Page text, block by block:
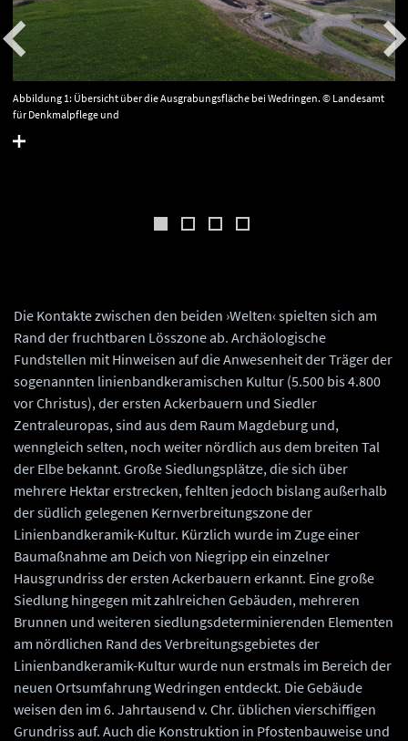
Abbildung 1: Übersicht über die Ausgrabungsfläche bei Wedringen. © Landesamt
für Denkmalpflege und
Die Kontakte zwischen den beiden ›Welten‹ spielten sich am
Rand der fruchtbaren Lösszone ab. Archäologische
Fundstellen mit Hinweisen auf die Anwesenheit der Träger der
sogenannten linienbandkeramischen Kultur (5.500 bis 4.800
vor Christus), der ersten Ackerbauern und Siedler
Zentraleuropas, sind aus dem Raum Magdeburg und,
wenngleich selten, noch weiter nördlich aus dem breiten Tal
der Elbe bekannt. Große Siedlungsplätze, die sich über
mehrere Hektar erstrecken, fehlten jedoch bislang außerhalb
der südlich gelegenen Kernverbreitungszone der
Linienbandkeramik-Kultur. Kürzlich wurde im Zuge einer
Baumaßnahme am Deich von Niegripp ein einzelner
Hausgrundriss der ersten Ackerbauern erkannt. Eine große
Siedlung hingegen mit zahlreichen Gebäuden, mehreren
Brunnen und weiteren siedlungsdeterminierenden Elementen
am nördlichen Rand des Verbreitungsgebietes der
Linienbandkeramik-Kultur wurde nun erstmals im Bereich der
neuen Ortsumfahrung Wedringen entdeckt. Die Gebäude
weisen den im 6. Jahrtausend v. Chr. üblichen vierschiffigen
Grundriss auf. Auch die Konstruktion in Pfostenbauweise und